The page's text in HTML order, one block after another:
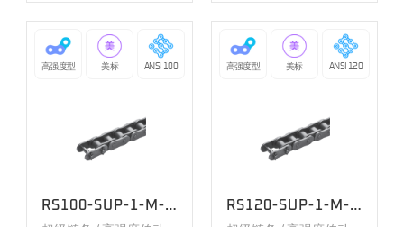
高强度型 美标 ANSI 100
RS100-SUP-1-M-RP-U
高强度型 美标 ANSI 120
RS120-SUP-1-M-RP-U